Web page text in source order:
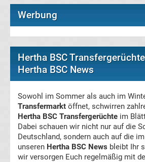
Gerüchte
Transfergerüchte
international
Deutschland
Transfergerüchte
England
Werbung
Hertha BSC
Hertha BSC News
Sowohl im Sommer als auch im
Transfermarkt öffnet, schwirren
Hertha BSC Transfergerüchte im
Dabei schauen wir nicht nur auf die
Deutschland, sondern auch auf die
unseren Hertha BSC News bleibt Ihr
wir versorgen Euch regelmäßig mit